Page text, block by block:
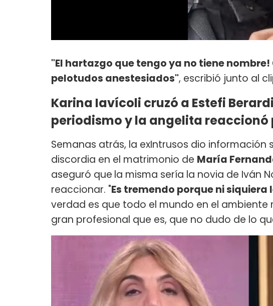
"El hartazgo que tengo ya no tiene
pelotudos anestesiados", escribió junto al
Karina Iavícoli cruzó a Estefi
periodismo y la angelita reaccionó
Semanas atrás, la exIntrusos dio
discordia en el matrimonio de María
aseguró que la misma sería la novia de Iván
reaccionar. "Es tremendo porque ni
verdad es que todo el mundo en el ambiente
gran profesional que es, que no dudo de lo